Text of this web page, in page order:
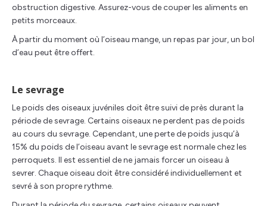
obstruction digestive. Assurez-vous de couper les aliments en
petits morceaux.
À partir du moment où l’oiseau mange, un repas par jour, un bol
d’eau peut être offert.
Le sevrage
Le poids des oiseaux juvéniles doit être suivi de près durant la
période de sevrage. Certains oiseaux ne perdent pas de poids
au cours du sevrage. Cependant, une perte de poids jusqu’à
15% du poids de l’oiseau avant le sevrage est normale chez les
perroquets. Il est essentiel de ne jamais forcer un oiseau à
sevrer. Chaque oiseau doit être considéré individuellement et
sevré à son propre rythme.